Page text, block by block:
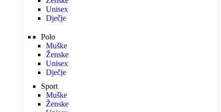
Unisex
Dječje
Polo
Muške
Ženske
Unisex
Dječje
Sport
Muške
Ženske